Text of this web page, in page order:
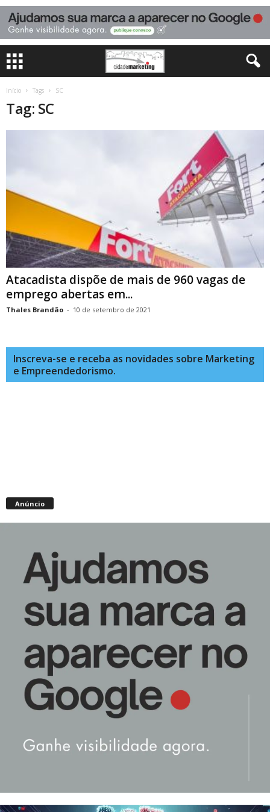
Início Tags SC
Tag: SC
Atacadista dispõe de mais de 960 vagas de
emprego abertas em...
Thales Brandão - 10 de setembro de 2021
Inscreva-se e receba as novidades sobre Marketing
e Empreendedorismo.
Anúncio